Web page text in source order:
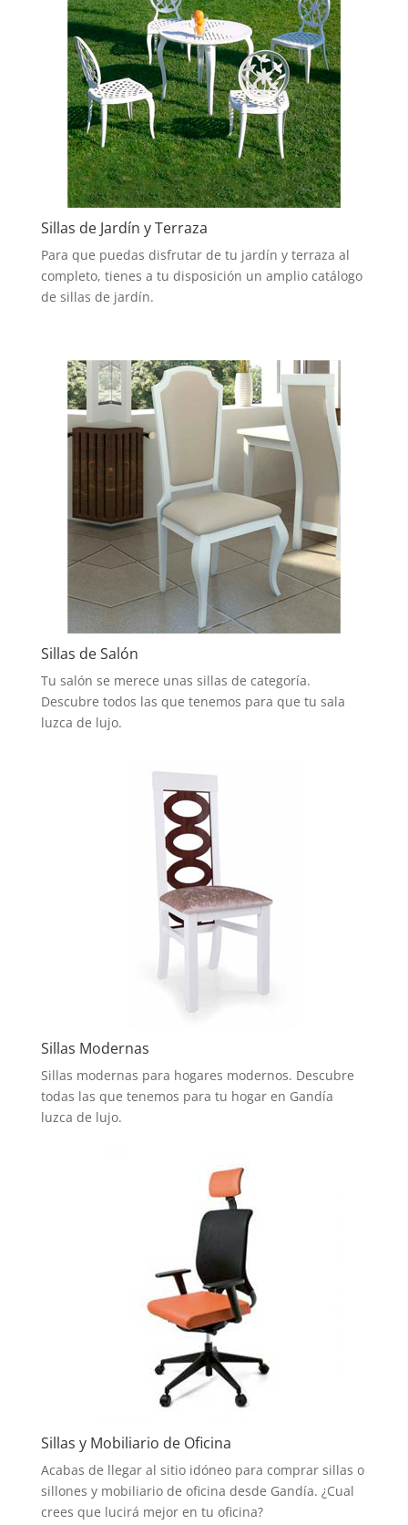
Sillas de Jardín y Terraza
Para que puedas disfrutar de tu jardín y terraza al
completo, tienes a tu disposición un amplio catálogo
de sillas de jardín.
Sillas de Salón
Tu salón se merece unas sillas de categoría.
Descubre todos las que tenemos para que tu sala
luzca de lujo.
Sillas Modernas
Sillas modernas para hogares modernos. Descubre
todas las que tenemos para tu hogar en Gandía
luzca de lujo.
Sillas y Mobiliario de Oficina
Acabas de llegar al sitio idóneo para comprar sillas o
sillones y mobiliario de oficina desde Gandía. ¿Cual
crees que lucirá mejor en tu oficina?